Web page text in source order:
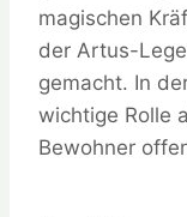
magischen
der Artus-
gemacht. In
wichtige Rolle
Bewohner